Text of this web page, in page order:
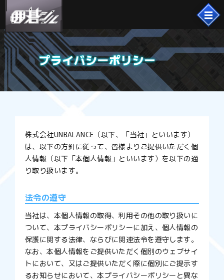
株式会社UNBALANCE（以下、「当社」といいます）
は、以下の方針に従って、皆様よりご提供いただく個
人情報（以下「本個人情報」といいます）を以下の通
り取り扱います。
法令の遵守
当社は、本個人情報の取得、利用その他の取り扱いに
ついて、本プライバシーポリシーに加え、個人情報の
保護に関する法律、ならびに関連法令を遵守します。
なお、本個人情報をご提供いただく個別のウェブサイ
トにおいて、又はご提供いただく際に個別にご提示す
るお知らせにおいて、本プライバシーポリシーと異な